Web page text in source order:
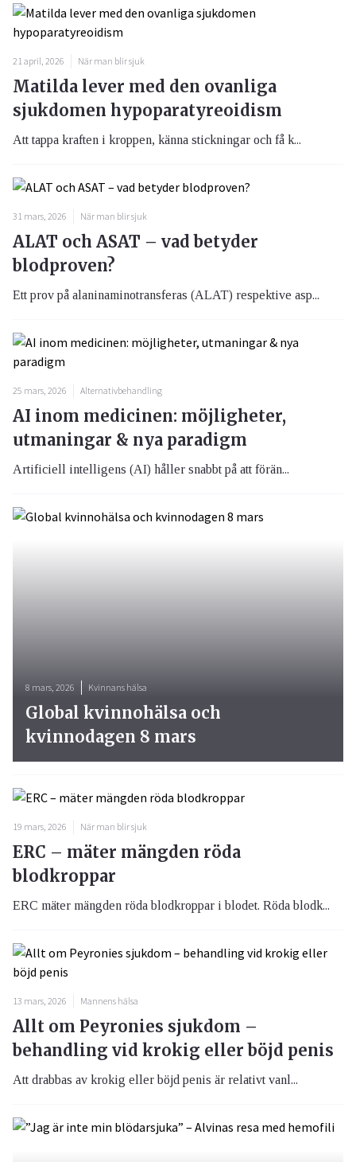
21 april, 2026 När man blir sjuk
Matilda lever med den ovanliga
sjukdomen hypoparatyreoidism
Att tappa kraften i kroppen, känna stickningar och få k...
31 mars, 2026 När man blir sjuk
ALAT och ASAT – vad betyder
blodproven?
Ett prov på alaninaminotransferas (ALAT) respektive asp...
25 mars, 2026 Alternativbehandling
AI inom medicinen: möjligheter,
utmaningar & nya paradigm
Artificiell intelligens (AI) håller snabbt på att förän...
19 mars, 2026 När man blir sjuk
ERC – mäter mängden röda
blodkroppar
ERC mäter mängden röda blodkroppar i blodet. Röda blodk...
13 mars, 2026 Mannens hälsa
Allt om Peyronies sjukdom –
behandling vid krokig eller böjd penis
Att drabbas av krokig eller böjd penis är relativt vanl...
8 mars, 2026 Kvinnans hälsa
Global kvinnohälsa och
kvinnodagen 8 mars